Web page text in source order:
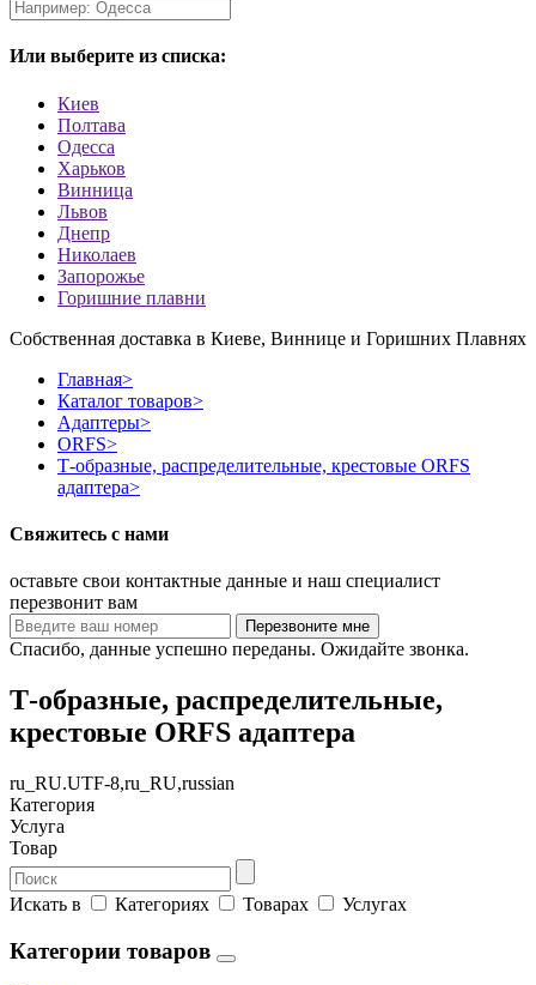
Или выберите из списка:
Киев
Полтава
Одесса
Харьков
Винница
Львов
Днепр
Николаев
Запорожье
Горишние плавни
Собственная доставка в Киеве, Виннице и Горишних Плавнях
Главная>
Каталог товаров>
Адаптеры>
ORFS>
Т-образные, распределительные, крестовые ORFS
адаптера>
Свяжитесь с нами
оставьте свои контактные данные и наш специалист
перезвонит вам
Спасибо, данные успешно переданы. Ожидайте звонка.
Т-образные, распределительные,
крестовые ORFS адаптера
ru_RU.UTF-8,ru_RU,russian
Категория
Услуга
Товар
Искать в Категориях Товарах Услугах
Категории товаров